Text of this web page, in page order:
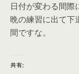
日付が変わる間際
晩の練習に出て下
間ですな。
共有: